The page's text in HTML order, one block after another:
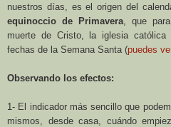
nuestros días, es el origen del
equinoccio de Primavera , que
muerte de Cristo, la iglesia
fechas de la Semana Santa (puedes
Observando los efectos:
1- El indicador más sencillo que
mismos, desde casa, cuándo